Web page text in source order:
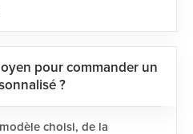
pour commander un
?
choisi, de la